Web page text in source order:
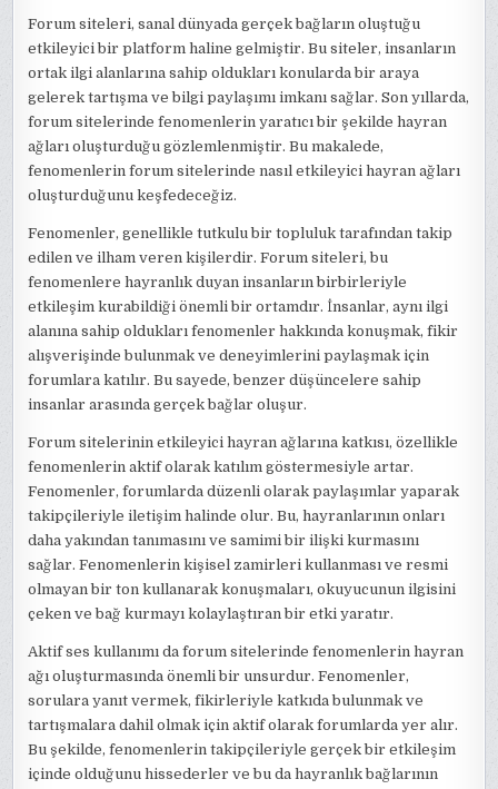
Forum siteleri, sanal dünyada gerçek bağların oluştuğu
etkileyici bir platform haline gelmiştir. Bu siteler, insanların
ortak ilgi alanlarına sahip oldukları konularda bir araya
gelerek tartışma ve bilgi paylaşımı imkanı sağlar. Son yıllarda,
forum sitelerinde fenomenlerin yaratıcı bir şekilde hayran
ağları oluşturduğu gözlemlenmiştir. Bu makalede,
fenomenlerin forum sitelerinde nasıl etkileyici hayran ağları
oluşturduğunu keşfedeceğiz.
Fenomenler, genellikle tutkulu bir topluluk tarafından takip
edilen ve ilham veren kişilerdir. Forum siteleri, bu
fenomenlere hayranlık duyan insanların birbirleriyle
etkileşim kurabildiği önemli bir ortamdır. İnsanlar, aynı ilgi
alanına sahip oldukları fenomenler hakkında konuşmak, fikir
alışverişinde bulunmak ve deneyimlerini paylaşmak için
forumlara katılır. Bu sayede, benzer düşüncelere sahip
insanlar arasında gerçek bağlar oluşur.
Forum sitelerinin etkileyici hayran ağlarına katkısı, özellikle
fenomenlerin aktif olarak katılım göstermesiyle artar.
Fenomenler, forumlarda düzenli olarak paylaşımlar yaparak
takipçileriyle iletişim halinde olur. Bu, hayranlarının onları
daha yakından tanımasını ve samimi bir ilişki kurmasını
sağlar. Fenomenlerin kişisel zamirleri kullanması ve resmi
olmayan bir ton kullanarak konuşmaları, okuyucunun ilgisini
çeken ve bağ kurmayı kolaylaştıran bir etki yaratır.
Aktif ses kullanımı da forum sitelerinde fenomenlerin hayran
ağı oluşturmasında önemli bir unsurdur. Fenomenler,
sorulara yanıt vermek, fikirleriyle katkıda bulunmak ve
tartışmalara dahil olmak için aktif olarak forumlarda yer alır.
Bu şekilde, fenomenlerin takipçileriyle gerçek bir etkileşim
içinde olduğunu hissederler ve bu da hayranlık bağlarının